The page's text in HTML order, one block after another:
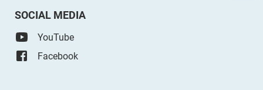
SOCIAL MEDIA
YouTube
Facebook